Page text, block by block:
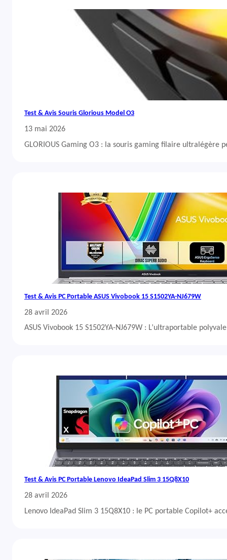
Test & Avis Souris Glorious Model O3
13 mai 2026
GLORIOUS Gaming O3 : la souris gaming filaire ultralégère
Test & Avis PC Portable ASUS Vivobook 15 S1502YA-NJ679W
28 avril 2026
ASUS Vivobook 15 S1502YA-NJ679W : L’ultraportable
Test & Avis PC Portable Lenovo IdeaPad Slim 3 15Q8X10
28 avril 2026
Lenovo IdeaPad Slim 3 15Q8X10 : le PC portable Copilot+